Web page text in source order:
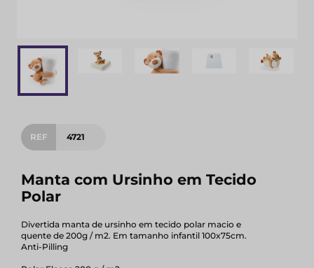
REF 4721
Manta com Ursinho em Tecido
Polar
Divertida manta de ursinho em tecido polar macio e
quente de 200g / m2. Em tamanho infantil 100x75cm.
Anti-Pilling